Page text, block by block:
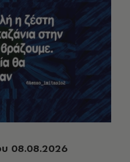
08.08.2026